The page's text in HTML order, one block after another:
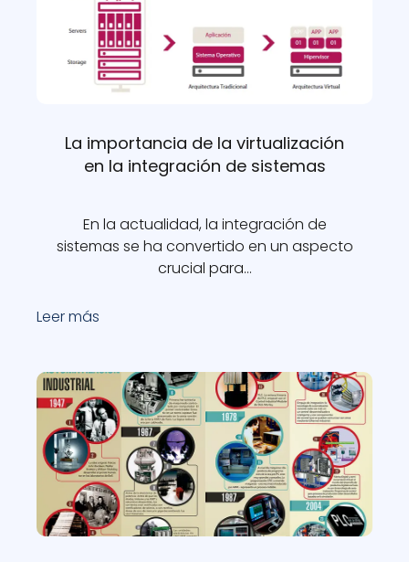
La importancia de la virtualización
en la integración de sistemas
En la actualidad, la integración de
sistemas se ha convertido en un aspecto
crucial para…
Leer más